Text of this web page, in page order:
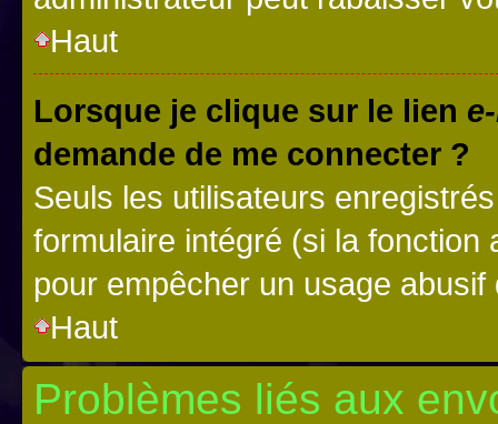
Haut
Lorsque je clique sur le lien
demande de me connecter ?
Seuls les utilisateurs
formulaire intégré (si la fonction
pour empêcher un usage
Haut
Problèmes liés aux